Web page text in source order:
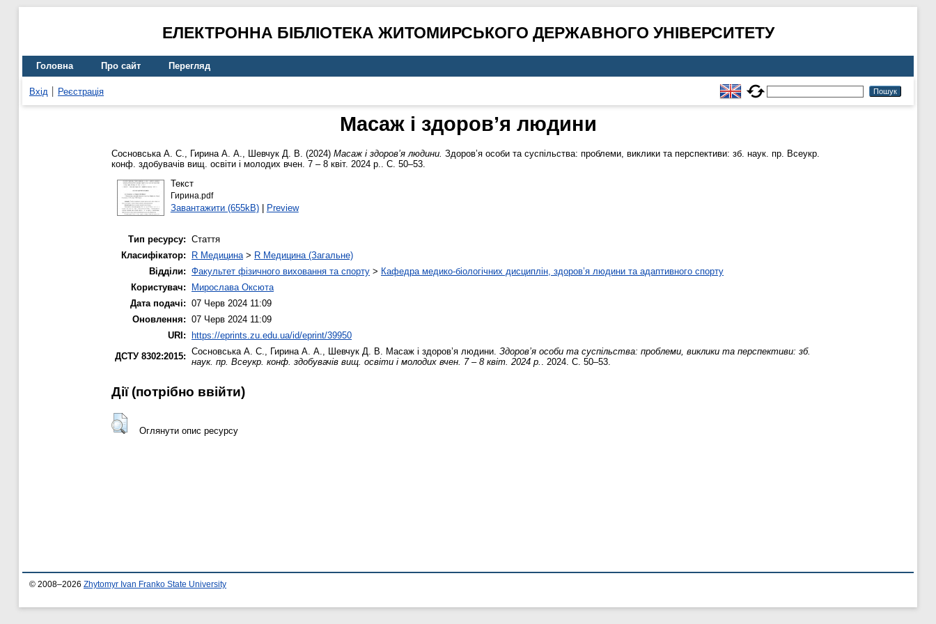
ЕЛЕКТРОННА БІБЛІОТЕКА ЖИТОМИРСЬКОГО ДЕРЖАВНОГО УНІВЕРСИТЕТУ
Головна Про сайт Перегляд
Вхід Реєстрація
Масаж і здоров’я людини
Сосновська А. С., Гирина А. А., Шевчук Д. В. (2024) Масаж і здоров’я людини. Здоров’я особи та суспільства: проблеми, виклики та перспективи: зб. наук. пр. Всеукр.
конф. здобувачів вищ. освіти і молодих вчен. 7 – 8 квіт. 2024 р.. С. 50–53.
Текст
Гирина.pdf
Завантажити (655kB)| Preview
Тип ресурсу: Стаття
Класифікатор:
R Медицина> R Медицина (Загальне)
Відділи: Факультет фізичного виховання та спорту > Кафедра медико-біологічних дисциплін, здоров’я людини та адаптивного спорту
Користувач:
Мирослава Оксюта
Дата подачі: 07 Черв 2024 11:09
Оновлення: 07 Черв 2024 11:09
URI:
https://eprints.zu.edu.ua/id/eprint/39950
ДСТУ 8302:2015: Сосновська А. С., Гирина А. А., Шевчук Д. В. Масаж і здоров’я людини. Здоров’я особи та суспільства: проблеми, виклики та перспективи: зб.
наук. пр. Всеукр. конф. здобувачів вищ. освіти і молодих вчен. 7 – 8 квіт. 2024 р. . 2024. С. 50–53.
Дії ​​(потрібно ввійти)
Оглянути опис ресурсу
© 2008–2026 Zhytomyr Ivan Franko State University